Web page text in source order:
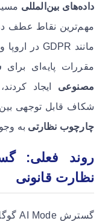
داده‌های بین‌المللی
مهم‌ترین نقاط عطف
مقررات پایه‌ای برای
مصنوعی ایجاد
شکاف قابل توجهی
چارچوب نظارتی به
روند فعلی:
نظارت قانونی
گسترش AI Mode گوگل به ۱۸۰ کشور، اگرچه تنها از